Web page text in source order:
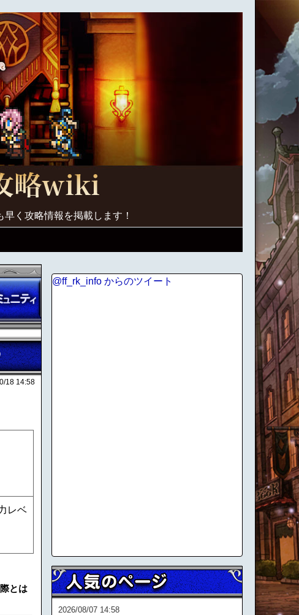
く攻略情報を掲載します！
18 14:58
レベ
とは
@ff_rk_info からのツイート
2026/08/07 14:58